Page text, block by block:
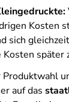
Kosten
sich
später
auf das